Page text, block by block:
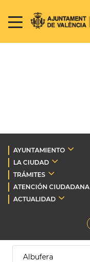
AYUNTAMIENTO
LA CIUDAD
TRÁMITES
ATENCIÓN CIUDADANA
ACTUALIDAD
Albufera